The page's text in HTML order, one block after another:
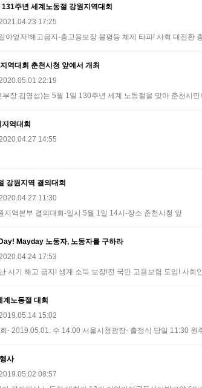
주년 세계노동절 강원지역대회
17:25
아엎자!해고금지-총고용보장 불평등 체제 타파! 사회 대전환
역대회 춘천시청 앞에서 개최
22:19
부장 김영섭)는 5월 1일 130주년 세계 노동절을 맞아 춘천시
역대회
14:55
강원지역 결의대회
11:30
지역본부 결의대회-일시 5월 1일 14시-장소 춘천시청 앞
Mayday 노동자, 노동자를 구하라
17:53
시기 해고 금지! 생계 소득 보장!전 국민 고용보험 도입! 사회
노동절 대회
15:02
- 2019.05.01. 수 14:00 서울시청광장- 출정식 당일 11:30 원
사
08:57